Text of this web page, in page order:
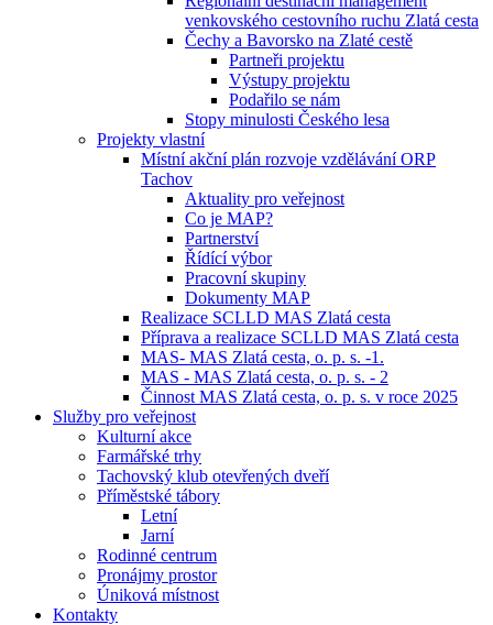
venkovského cestovního ruchu Zlatá cesta
Čechy a Bavorsko na Zlaté cestě
Partneři projektu
Výstupy projektu
Podařilo se nám
Stopy minulosti Českého lesa
Projekty vlastní
Místní akční plán rozvoje vzdělávání ORP
Tachov
Aktuality pro veřejnost
Co je MAP?
Partnerství
Řídící výbor
Pracovní skupiny
Dokumenty MAP
Realizace SCLLD MAS Zlatá cesta
Příprava a realizace SCLLD MAS Zlatá cesta
MAS- MAS Zlatá cesta, o. p. s. -1.
MAS - MAS Zlatá cesta, o. p. s. - 2
Činnost MAS Zlatá cesta, o. p. s. v roce 2025
Služby pro veřejnost
Kulturní akce
Farmářské trhy
Tachovský klub otevřených dveří
Příměstské tábory
Letní
Jarní
Rodinné centrum
Pronájmy prostor
Úniková místnost
Kontakty